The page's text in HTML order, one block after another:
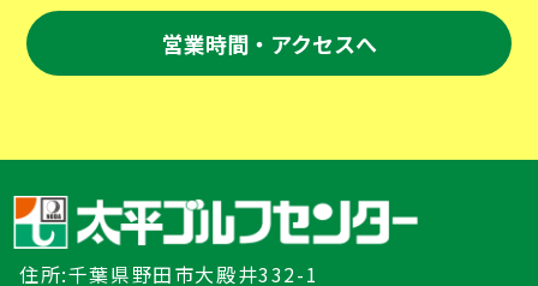
営業時間・アクセスへ
住所:千葉県野田市大殿井332-1